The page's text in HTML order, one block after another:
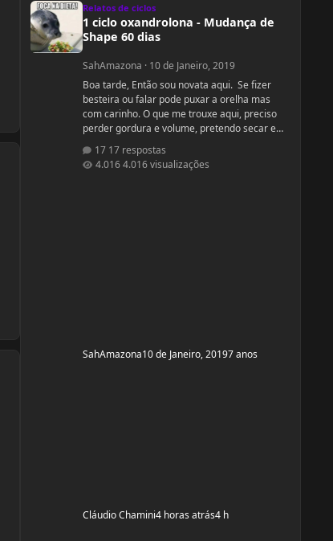
Relatos de ciclos
1 ciclo oxandrolona - Mudança de
Shape 60 dias
SahAmazona · 10 de Janeiro, 2019
Boa tarde, Então sou novata aqui. Se fizer
besteira ou falar pode puxar a orelha mas
com carinho. O que me trouxe aqui, preciso
perder gordura e volume, pretendo secar e
secar barriguinha, ganha forma nas pernas,
costas e braços, mas nada muito musculoso
17 respostas
4.016 visualizações
SahAmazona10 de Janeiro, 20197 anos
Cláudio Chamini4 horas atrás4 h